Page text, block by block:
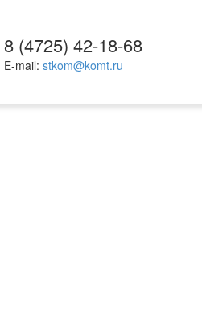
8 (4725) 42-18-68
E-mail:stkom@komt.ru